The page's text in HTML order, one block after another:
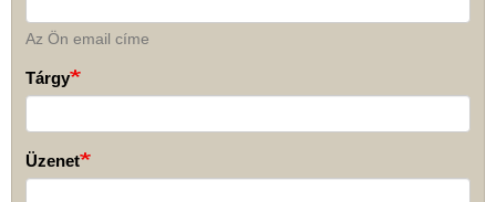
Az Ön email címe
Tárgy
Üzenet